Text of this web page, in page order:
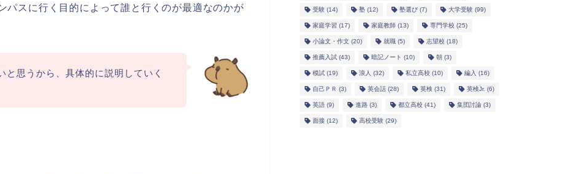
パスに行く目的によって誰と行くのが最適なのかが
と思うから、具体的に説明していく
受験(14) 塾(12) 塾選び(7) 大学受験(99)
家庭学習 (17) 家庭教師 (13) 専門学校 (25)
小論文・作文(20) 就職 (5) 志望校 (18)
推薦入試(43) 暗記ノート (10) 朝 (3)
模試(19) 浪人 (32) 私立高校 (10) 編入 (16)
自己ＰＲ (3) 英会話(28) 英検 (31) 英検Jr. (6)
英語(9) 進路(3) 都立高校 (41) 集団討論(3)
面接(12) 高校受験(29)